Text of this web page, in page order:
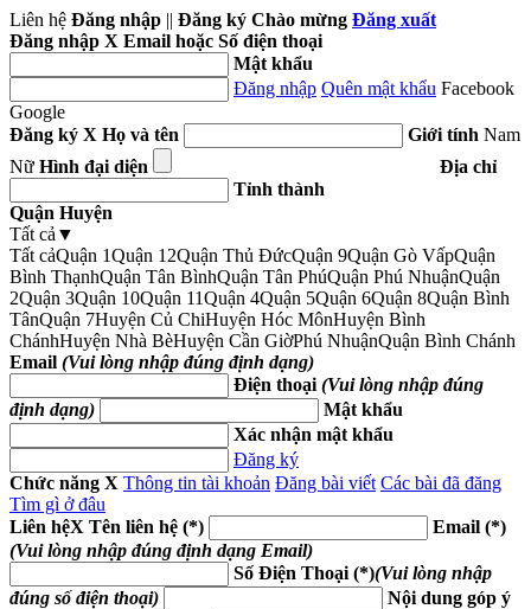
Liên hệ Đăng nhập || Đăng ký Chào mừng Đăng xuất
Đăng nhập X Email hoặc Số điện thoại
Mật khẩu
Đăng nhập Quên mật khẩu Facebook
Google
Đăng ký X Họ và tên Giới tính Nam
Nữ Hình đại diện
Địa chỉ
Tỉnh thành
Quận Huyện
Tất cả ▼
Tất cảQuận 1Quận 12Quận Thủ ĐứcQuận 9Quận Gò VấpQuận
Bình ThạnhQuận Tân BìnhQuận Tân PhúQuận Phú NhuậnQuận
2Quận 3Quận 10Quận 11Quận 4Quận 5Quận 6Quận 8Quận Bình
TânQuận 7Huyện Củ ChiHuyện Hóc MônHuyện Bình
ChánhHuyện Nhà BèHuyện Cần GiờPhú NhuậnQuận Bình Chánh
Email (Vui lòng nhập đúng định dạng)
Điện thoại (Vui lòng nhập đúng
định dạng)
Mật khẩu
Xác nhận mật khẩu
Đăng ký
Chức năng X Thông tin tài khoản Đăng bài viết Các bài đã đăng
Tìm gì ở đâu
Liên hệX Tên liên hệ (*)
Email (*)
(Vui lòng nhập đúng định dạng Email)
Số Điện Thoại (*)(Vui lòng nhập
đúng số điện thoại)
Nội dung góp ý